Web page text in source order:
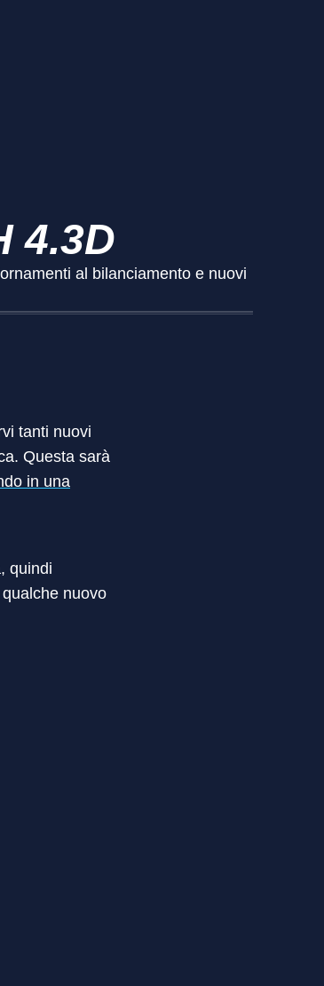
4.3D
al bilanciamento e nuovi
tanti nuovi
Questa sarà
in una
quindi
nuovo